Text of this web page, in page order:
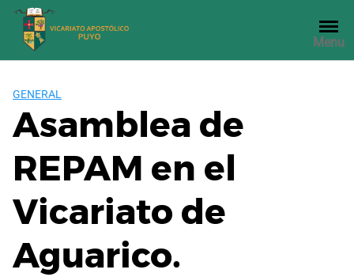
Saltar
contenido
Menu
GENERAL
Asamblea de
REPAM en el
Vicariato de
Aguarico.